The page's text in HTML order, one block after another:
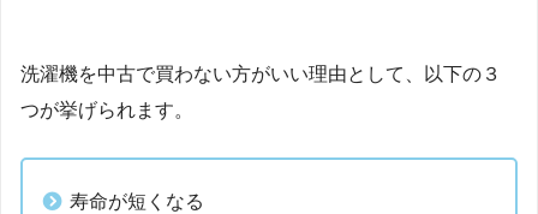
洗濯機を中古で買わない方がいい理由として、以下の３
つが挙げられます。
寿命が短くなる